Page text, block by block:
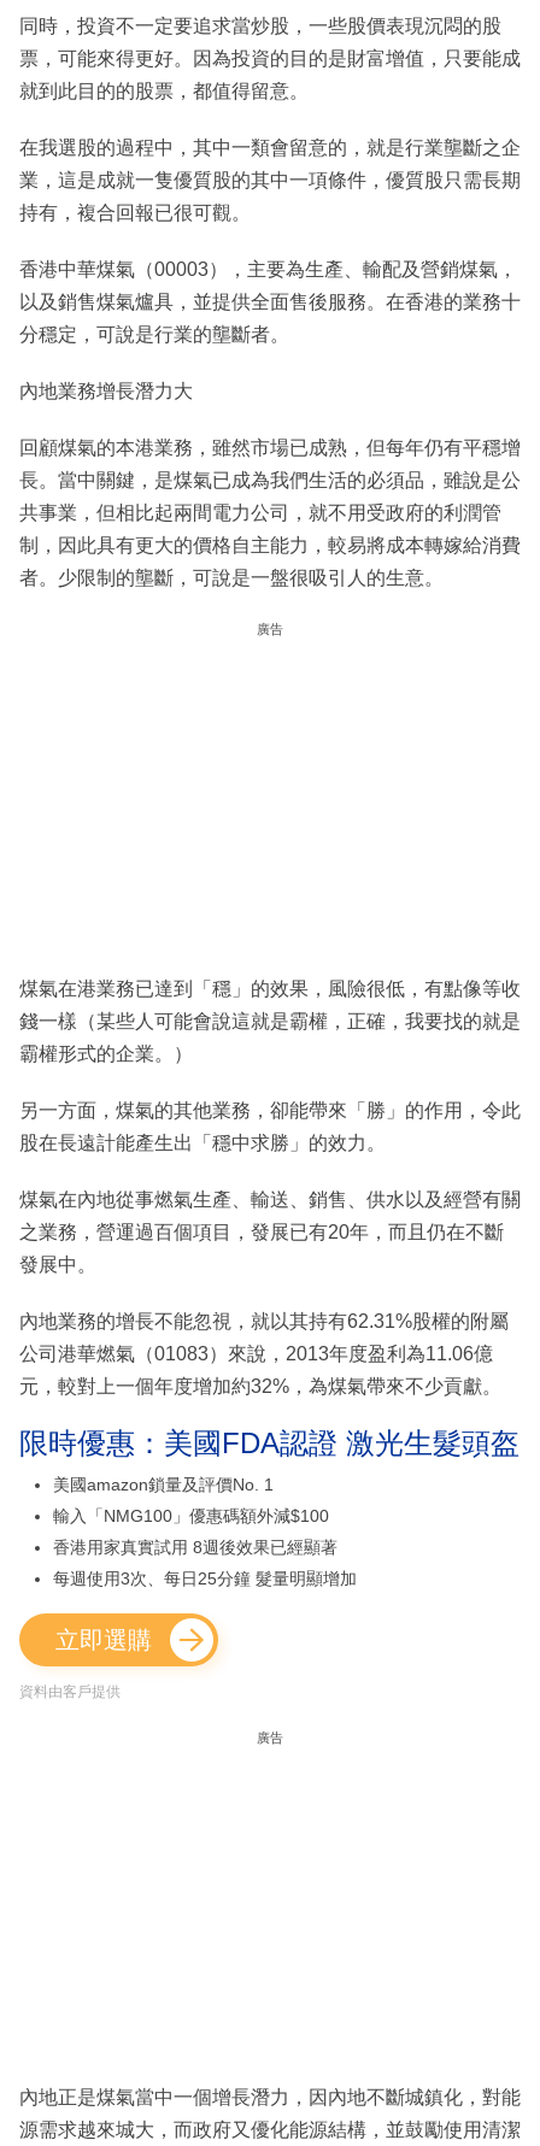
同時，投資不一定要追求當炒股，一些股價表現沉悶的股
票，可能來得更好。因為投資的目的是財富增值，只要能成
就到此目的的股票，都值得留意。
在我選股的過程中，其中一類會留意的，就是行業壟斷之企
業，這是成就一隻優質股的其中一項條件，優質股只需長期
持有，複合回報已很可觀。
香港中華煤氣（00003），主要為生產、輸配及營銷煤氣，
以及銷售煤氣爐具，並提供全面售後服務。在香港的業務十
分穩定，可說是行業的壟斷者。
內地業務增長潛力大
回顧煤氣的本港業務，雖然市場已成熟，但每年仍有平穩增
長。當中關鍵，是煤氣已成為我們生活的必須品，雖說是公
共事業，但相比起兩間電力公司，就不用受政府的利潤管
制，因此具有更大的價格自主能力，較易將成本轉嫁給消費
者。少限制的壟斷，可說是一盤很吸引人的生意。
廣告
煤氣在港業務已達到「穩」的效果，風險很低，有點像等收
錢一樣（某些人可能會說這就是霸權，正確，我要找的就是
霸權形式的企業。）
另一方面，煤氣的其他業務，卻能帶來「勝」的作用，令此
股在長遠計能產生出「穩中求勝」的效力。
煤氣在內地從事燃氣生產、輸送、銷售、供水以及經營有關
之業務，營運過百個項目，發展已有20年，而且仍在不斷
發展中。
內地業務的增長不能忽視，就以其持有62.31%股權的附屬
公司港華燃氣（01083）來說，2013年度盈利為11.06億
元，較對上一個年度增加約32%，為煤氣帶來不少貢獻。
限時優惠：美國FDA認證 激光生髮頭盔
美國amazon鎖量及評價No. 1
輸入「NMG100」優惠碼額外減$100
香港用家真實試用 8週後效果已經顯著
每週使用3次、每日25分鐘 髮量明顯增加
立即選購
資料由客戶提供
廣告
內地正是煤氣當中一個增長潛力，因內地不斷城鎮化，對能
源需求越來城大，而政府又優化能源結構，並鼓勵使用清潔